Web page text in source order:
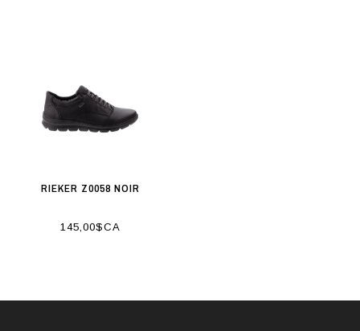
RIEKER Z0058 NOIR
145,00$CA